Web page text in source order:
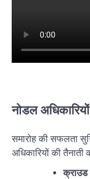
नोडल
समारोह की सफलता
अधिकारियों की तैनाती